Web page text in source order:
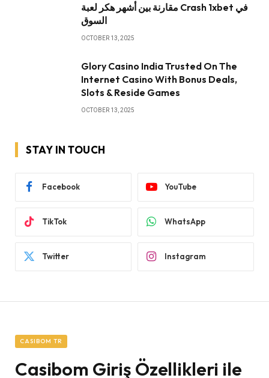
مقارنة بين أشهر هكر لعبة Crash 1xbet في
السوق
OCTOBER 13, 2025
Glory Casino India Trusted On The
Internet Casino With Bonus Deals,
Slots & Reside Games
OCTOBER 13, 2025
STAY IN TOUCH
Facebook YouTube
TikTok WhatsApp
Twitter Instagram
CASIBOM TR
Casibom Giriş Özellikleri ile